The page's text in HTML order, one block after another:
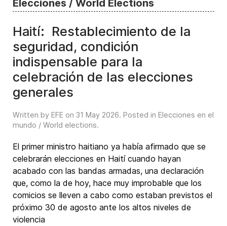
Elecciones / World Elections
Haití: Restablecimiento de la
seguridad, condición
indispensable para la
celebración de las elecciones
generales
Written by EFE on 31 May 2026. Posted in Elecciones en el
mundo / World elections.
El primer ministro haitiano ya había afirmado que se
celebrarán elecciones en Haití cuando hayan
acabado con las bandas armadas, una declaración
que, como la de hoy, hace muy improbable que los
comicios se lleven a cabo como estaban previstos el
próximo 30 de agosto ante los altos niveles de
violencia